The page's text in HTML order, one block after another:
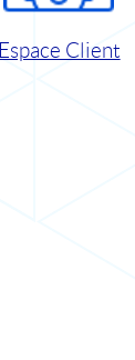
Espace Client